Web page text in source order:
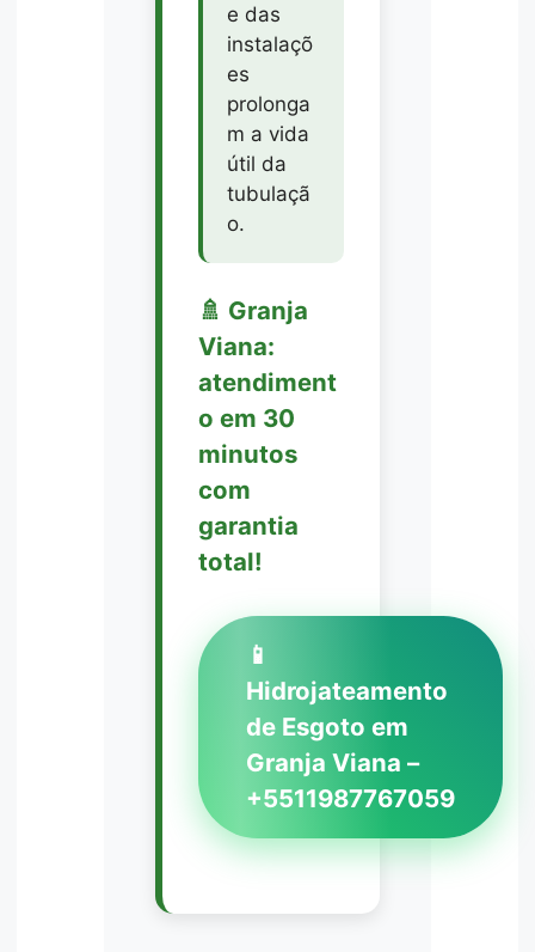
e das
instalaçõ
es
prolonga
m a vida
útil da
tubulaçã
o.
🚿 Granja
Viana:
atendiment
o em 30
minutos
com
garantia
total!
📱
Hidrojateamento
de Esgoto em
Granja Viana –
+5511987767059